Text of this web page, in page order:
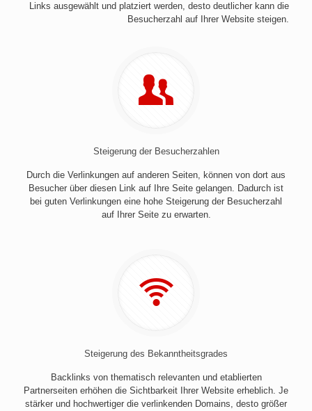
Links ausgewählt und platziert werden, desto deutlicher kann die
Besucherzahl auf Ihrer Website steigen.
Steigerung der Besucherzahlen
Durch die Verlinkungen auf anderen Seiten, können von dort aus
Besucher über diesen Link auf Ihre Seite gelangen. Dadurch ist
bei guten Verlinkungen eine hohe Steigerung der Besucherzahl
auf Ihrer Seite zu erwarten.
Steigerung des Bekanntheitsgrades
Backlinks von thematisch relevanten und etablierten
Partnerseiten erhöhen die Sichtbarkeit Ihrer Website erheblich. Je
stärker und hochwertiger die verlinkenden Domains, desto größer